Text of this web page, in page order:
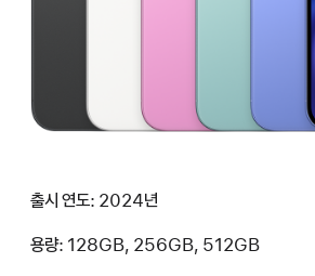
출시 연도: 2024년
용량: 128GB, 256GB, 512GB